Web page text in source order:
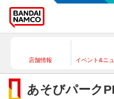
店舗情報 イベント&ニ
あそびパーク